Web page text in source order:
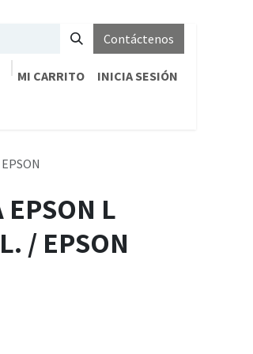
Contáctenos
MI CARRITO
INICIA SESIÓN
L
/ EPSON